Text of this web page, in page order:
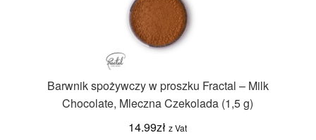
Barwnik spożywczy w proszku Fractal – Milk
Chocolate, Mleczna Czekolada (1,5 g)
14.99zł z Vat